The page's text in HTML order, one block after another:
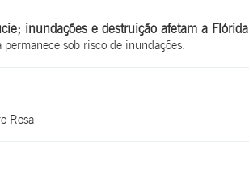
inundações e destruição afetam a Flórida
sob risco de inundações.
Rosa